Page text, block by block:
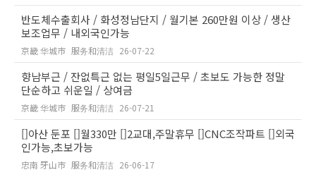
반도체수출회사 / 화성정남단지 / 월기본 260만원 이상 / 생산
보조업무 / 내외국인가능
京畿 华城市 服务和清洁 26-07-22
향남부근 / 잔없특근 없는 평일5일근무 / 초보도 가능한 정말
단순하고 쉬운일 / 상여금
京畿 华城市 服务和清洁 26-07-21
[]아산 둔포 []월330만 []2교대,주말휴무 []CNC조작파트 []외국
인가능,초보가능
忠南 牙山市 服务和清洁 26-06-17